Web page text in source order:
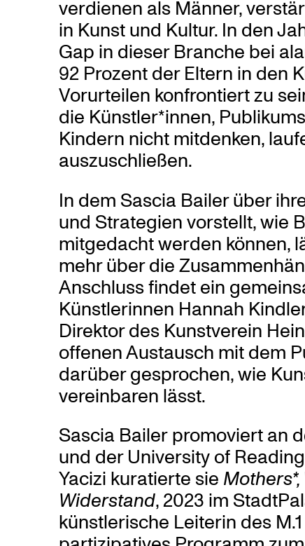
verdienen als Männer,
in Kunst und Kultur. In den
Gap in dieser Branche bei
92 Prozent der Eltern in den
Vorurteilen konfrontiert zu
die Künstler*innen,
Kindern nicht mitdenken,
auszuschließen.
In dem Sascia Bailer über
und Strategien vorstellt, wie
mitgedacht werden können,
mehr über die
Anschluss findet ein
Künstlerinnen Hannah
Direktor des Kunstverein
offenen Austausch mit dem
darüber gesprochen, wie
vereinbaren lässt.
Sascia Bailer promoviert an
und der University of
Yacizi kuratierte sie
Widerstand, 2023 im
künstlerische Leiterin des